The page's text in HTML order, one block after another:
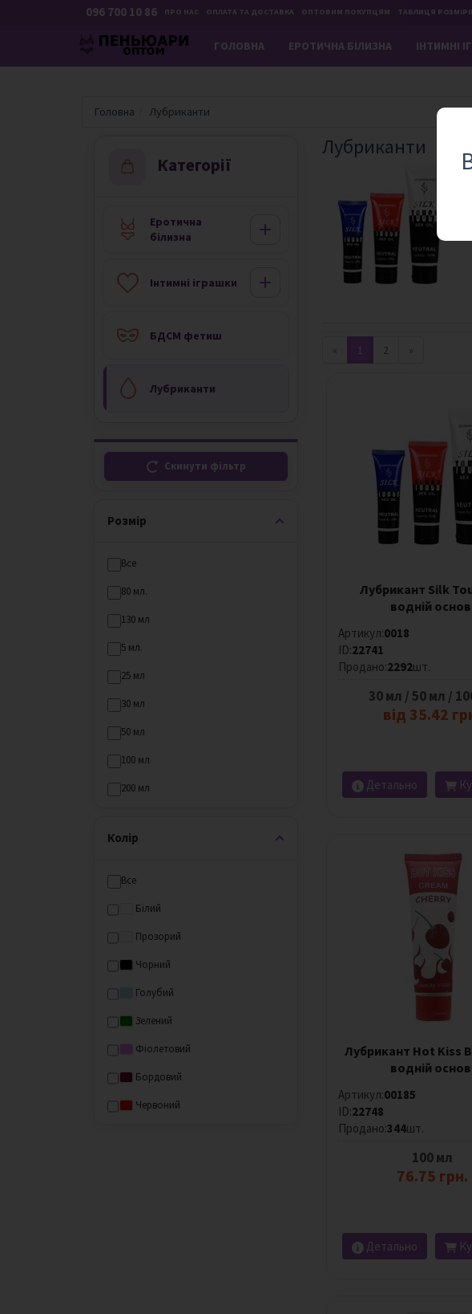
096 700 10 86 ПРО НАС ОПЛАТА ТА ДОСТАВКА ОПТОВИМ ПОКУПЦЯМ ТАБЛИЦЯ
ГОЛОВНА ЕРОТИЧНА БІЛИЗНА IНТИМНІ
Головна Лубриканти
Категорії
Еротична
білизна
Iнтимні іграшки
БДСМ фетиш
Лубриканти
Скинути фільтр
Розмір
Все
80 мл.
130 мл
5 мл.
25 мл
30 мл
50 мл
100 мл
200 мл
500 мл
Колір
Все
Білий
Прозорий
Чорний
Голубий
Зелений
Фіолетовий
Бордовий
Червоний
Лубриканти
« 1 2 »
Лубрикант Silk
водній
Артикул:0018
ID:22741
Продано:2292шт.
30 мл / 50 мл /
від 35.42
Детально
Лубрикант Hot Kiss
водній
Артикул:00185
ID:22748
Продано:344шт.
100 мл
76.75 грн.
Детально